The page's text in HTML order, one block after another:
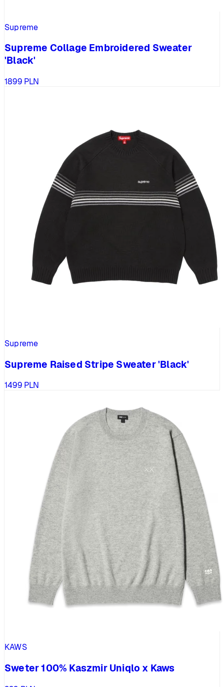
Supreme
Supreme Collage Embroidered Sweater
'Black'
1899 PLN
Supreme
Supreme Raised Stripe Sweater 'Black'
1499 PLN
KAWS
Sweter 100% Kaszmir Uniqlo x Kaws